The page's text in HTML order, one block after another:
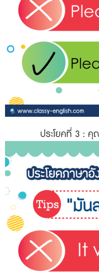
ประโยคที่ 3 : คุ